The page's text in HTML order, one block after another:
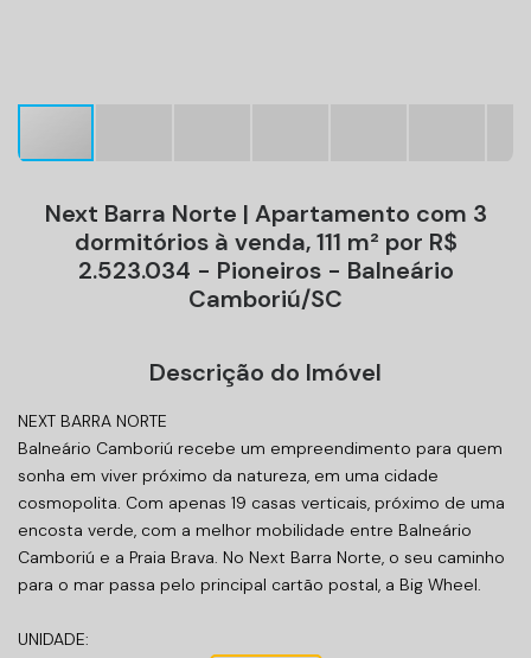
Next Barra Norte | Apartamento com 3
dormitórios à venda, 111 m² por R$
2.523.034 - Pioneiros - Balneário
Camboriú/SC
Descrição do Imóvel
NEXT BARRA NORTE
Balneário Camboriú recebe um empreendimento para quem
sonha em viver próximo da natureza, em uma cidade
cosmopolita. Com apenas 19 casas verticais, próximo de uma
encosta verde, com a melhor mobilidade entre Balneário
Camboriú e a Praia Brava. No Next Barra Norte, o seu caminho
para o mar passa pelo principal cartão postal, a Big Wheel.
UNIDADE: